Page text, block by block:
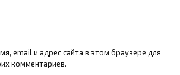
email и адрес сайта в этом браузере для
комментариев.